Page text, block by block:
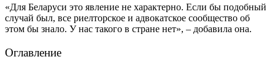
«Для Беларуси это явление не характерно. Если бы подобный
случай был, все риелторское и адвокатское сообщество об
этом бы знало. У нас такого в стране нет», – добавила она.
Оглавление